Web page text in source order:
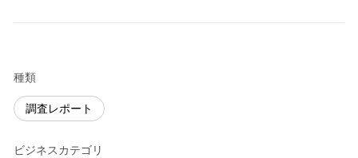
種類
調査レポート
ビジネスカテゴリ